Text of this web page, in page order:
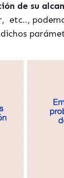
de su
etc..,